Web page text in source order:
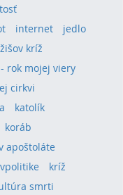
internet
jedlo
kríž
rok mojej viery
cirkvi
katolík
koráb
apoštoláte
kríž
smrti